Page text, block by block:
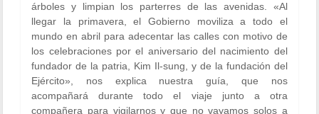
árboles y limpian los parterres de las avenidas. «Al
llegar la primavera, el Gobierno moviliza a todo el
mundo en abril para adecentar las calles con motivo de
los celebraciones por el aniversario del nacimiento del
fundador de la patria, Kim Il-sung, y de la fundación del
Ejército», nos explica nuestra guía, que nos
acompañará durante todo el viaje junto a otra
compañera para vigilarnos y que no vayamos solos a